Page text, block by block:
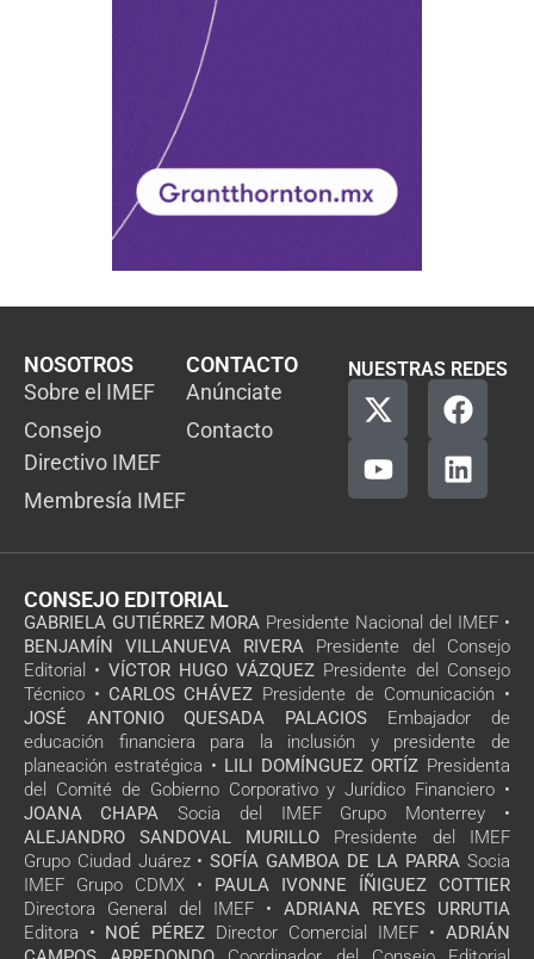
NOSOTROS
Sobre el IMEF
Consejo
Directivo IMEF
Membresía IMEF
CONTACTO
Anúnciate
Contacto
NUESTRAS REDES
CONSEJO EDITORIAL
GABRIELA GUTIÉRREZ MORA Presidente Nacional del IMEF •
BENJAMÍN VILLANUEVA RIVERA Presidente del Consejo
Editorial • VÍCTOR HUGO VÁZQUEZ Presidente del Consejo
Técnico • CARLOS CHÁVEZ Presidente de Comunicación •
JOSÉ ANTONIO QUESADA PALACIOS Embajador de
educación financiera para la inclusión y presidente de
planeación estratégica • LILI DOMÍNGUEZ ORTÍZ Presidenta
del Comité de Gobierno Corporativo y Jurídico Financiero •
JOANA CHAPA Socia del IMEF Grupo Monterrey •
ALEJANDRO SANDOVAL MURILLO Presidente del IMEF
Grupo Ciudad Juárez • SOFÍA GAMBOA DE LA PARRA Socia
IMEF Grupo CDMX • PAULA IVONNE ÍÑIGUEZ COTTIER
Directora General del IMEF • ADRIANA REYES URRUTIA
Editora • NOÉ PÉREZ Director Comercial IMEF • ADRIÁN